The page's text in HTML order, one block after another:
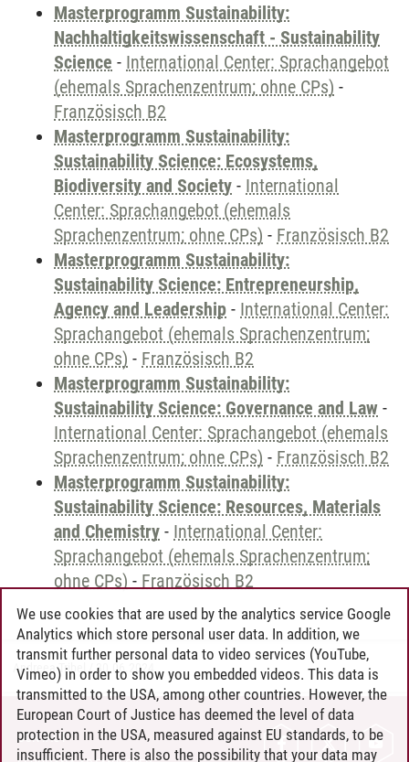
Masterprogramm Sustainability:
Nachhaltigkeitswissenschaft - Sustainability
Science - International Center: Sprachangebot
(ehemals Sprachenzentrum; ohne CPs) -
Französisch B2
Masterprogramm Sustainability:
Sustainability Science: Ecosystems,
Biodiversity and Society - International
Center: Sprachangebot (ehemals
Sprachenzentrum; ohne CPs) - Französisch B2
Masterprogramm Sustainability:
Sustainability Science: Entrepreneurship,
Agency and Leadership - International Center:
Sprachangebot (ehemals Sprachenzentrum;
ohne CPs) - Französisch B2
Masterprogramm Sustainability:
Sustainability Science: Governance and Law -
International Center: Sprachangebot (ehemals
Sprachenzentrum; ohne CPs) - Französisch B2
Masterprogramm Sustainability:
Sustainability Science: Resources, Materials
and Chemistry - International Center:
Sprachangebot (ehemals Sprachenzentrum;
ohne CPs) - Französisch B2
Andreea Tribel 30.06.2024
CONTACT
We use cookies that are used by the analytics service Google
Analytics which store personal user data. In addition, we
transmit further personal data to video services (YouTube,
Vimeo) in order to show you embedded videos. This data is
transmitted to the USA, among other countries. However, the
European Court of Justice has deemed the level of data
protection in the USA, measured against EU standards, to be
insufficient. There is also the possibility that your data may